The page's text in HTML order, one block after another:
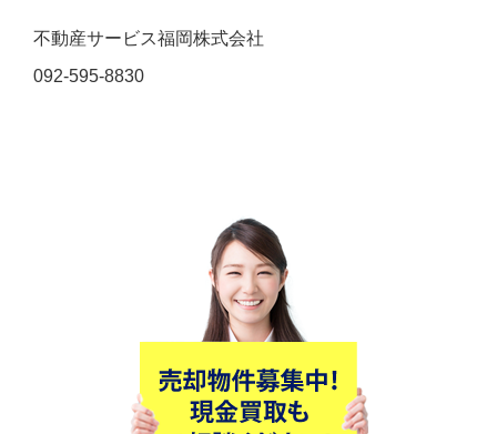
不動産サービス福岡株式会社
092-595-8830